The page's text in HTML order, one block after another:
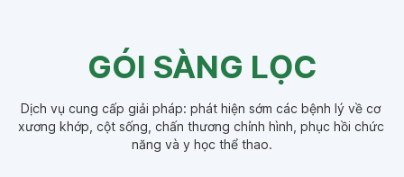
GÓI SÀNG LỌC
Dịch vụ cung cấp giải pháp: phát hiện sớm các bệnh lý về cơ
xương khớp, cột sống, chấn thương chỉnh hình, phục hồi chức
năng và y học thể thao.